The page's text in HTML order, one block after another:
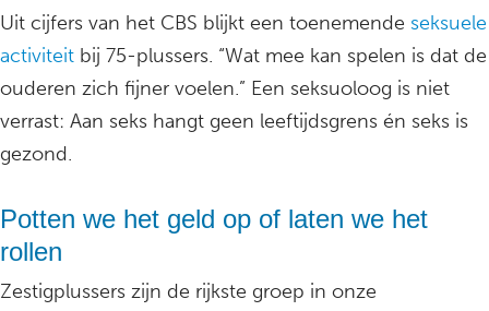
Uit cijfers van het CBS blijkt een toenemende seksuele
activiteit bij 75-plussers. “Wat mee kan spelen is dat de
ouderen zich fijner voelen.” Een seksuoloog is niet
verrast: Aan seks hangt geen leeftijdsgrens én seks is
gezond.
Potten we het geld op of laten we het
rollen
Zestigplussers zijn de rijkste groep in onze